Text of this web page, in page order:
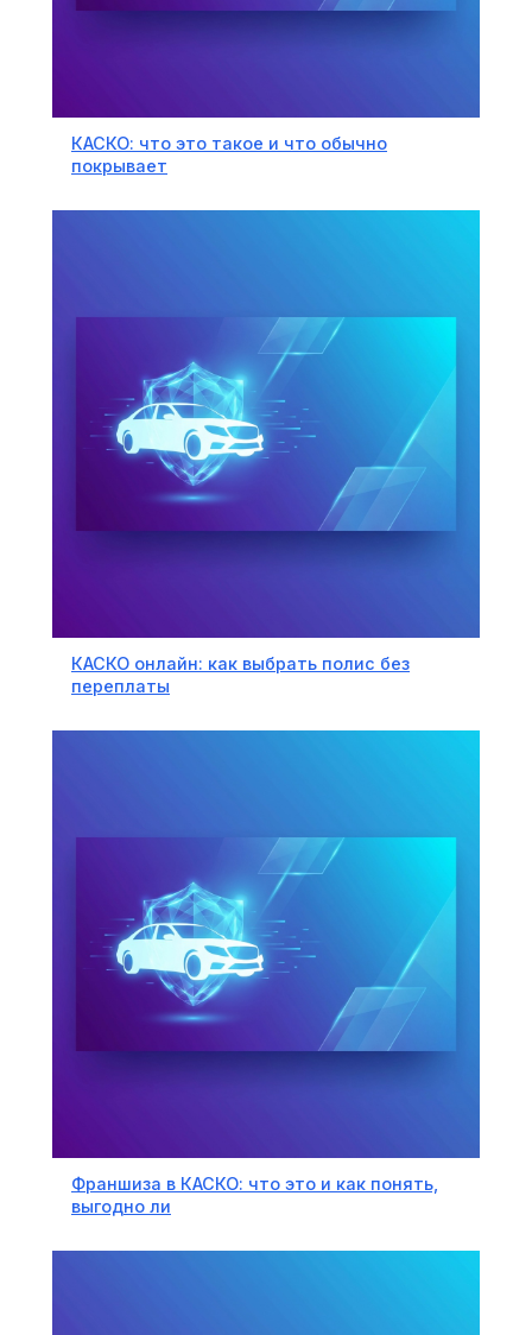
КАСКО: что это такое и что обычно
покрывает
КАСКО онлайн: как выбрать полис без
переплаты
Франшиза в КАСКО: что это и как понять,
выгодно ли